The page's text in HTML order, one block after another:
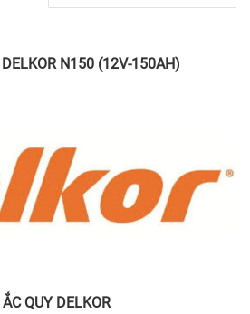
N150 (12V-150AH)
QUY DELKOR